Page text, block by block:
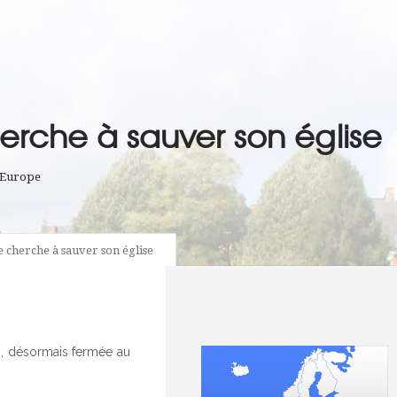
à sauver son église
cherche à sauver son église
désormais fermée au